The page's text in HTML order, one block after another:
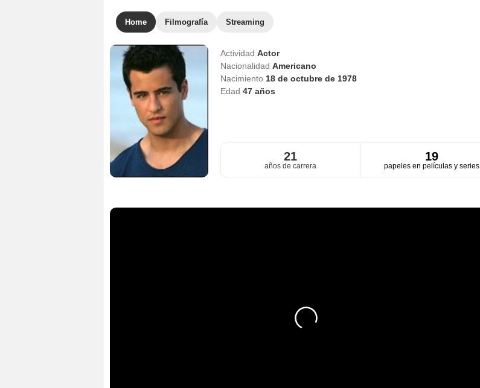
Home Filmografía Streaming
Actividad Actor
Nacionalidad Americano
Nacimiento 18 de octubre de 1978
Edad 47años
21
años de carrera
19
papeles en películas y series